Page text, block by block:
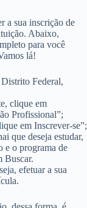
a sua inscrição de
Abaixo,
para você
lá!
Federal,
clique em
Profissional”;
em Inscrever-se”;
que deseja estudar,
e o programa de
Buscar.
efetuar a sua